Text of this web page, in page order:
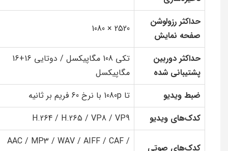
حداکثر رزولوشن
صفحه نمایش
2520 × 1080
حداکثر دوربین
پشتیبانی شده
تکی 108 مگاپیکسل / دوتایی 16+16
مگاپیکسل
ضبط ویدیو
تا 1080p با نرخ 60 فریم بر ثانیه
کدک‌های ویدیو
H.264 / H.265 / VP8 / VP9
کدک‌های صوتی
AAC / MP3 / WAV / AIFF / CAF /